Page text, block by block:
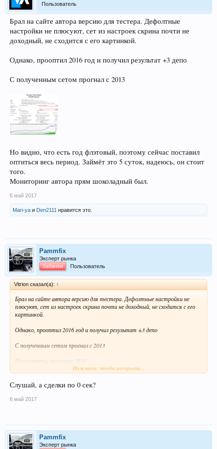
Пользователь
Брал на сайте автора версию для тестера. Дефолтные
настройки не плюсуют, сет из настроек скрина почти не
доходный, не сходится с его картинкой.
Однако, прооптил 2016 год и получил результат +3 депо
С полученным сетом прогнал с 2013
Но видно, что есть год флэтовый, поэтому сейчас поставил
оптиться весь период. Займёт это 5 суток, надеюсь, он стоит
того.
Мониторинг автора прям шоколадный был.
6 май 2017
Mari-ya и Den2111 нравится это.
Pammfix
Эксперт рынка
Забанен
Пользователь
Vitrion сказал(а): ↑
Брал на сайте автора версию для тестера. Дефолтные настройки не
плюсуют, сет из настроек скрина почти не доходный, не сходится с его
картинкой.
Однако, прооптил 2016 год и получил результат +3 депо
С полученным сетом прогнал с 2013
Посмотреть вложение 7624
Но видно, что есть год флэтовый, поэтому сейчас поставил оптиться
весь период. Займёт это 5 суток, надеюсь, он стоит того.
Мониторинг автора прям шоколадный был.
Нажмите, чтобы раскрыть...
Слушай, а сделки по 0 сек?
6 май 2017
Pammfix
Эксперт рынка